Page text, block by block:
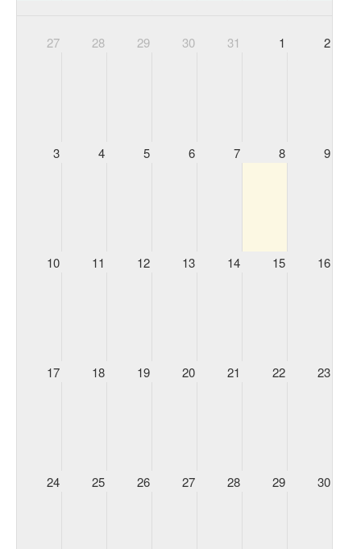
27 28 29 30 31 1 2
3 4 5 6 7 8 9
10 11 12 13 14 15 16
17 18 19 20 21 22 23
24 25 26 27 28 29 30